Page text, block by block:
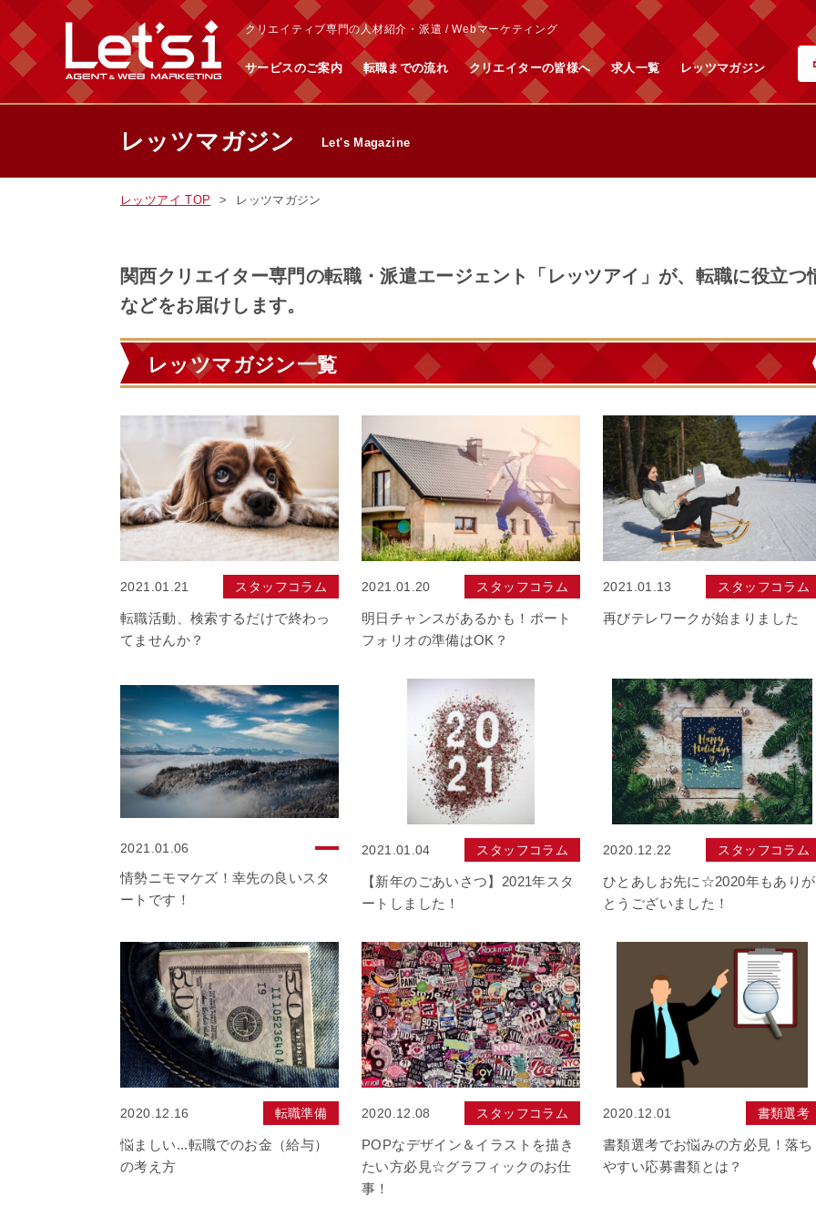
クリエイティブ専門の人材紹介・派遣 / Webマーケティング
サービスのご案内 転職までの流れ クリエイターの皆様へ 求人一覧 レッツマガジン
レッツマガジン Let's Magazine
レッツアイ TOP レッツマガジン
関⻄クリエイター専⾨の転職・派遣エージェント「レッツアイ」が、転職に役⽴
などをお届けします。
レッツマガジン⼀覧
2021.01.21 スタッフコラム
転職活動、検索するだけで終わっ
てませんか？
2021.01.20 スタッフコラム
明日チャンスがあるかも！ポート
フォリオの準備はOK？
2021.01.13 スタッフコラム
再びテレワークが始まりました
2021.01.06
情勢ニモマケズ！幸先の良いスタ
ートです！
2021.01.04 スタッフコラム
【新年のごあいさつ】2021年スタ
ートしました！
2020.12.22 スタッフコラム
ひとあしお先に☆2020年もありが
とうございました！
2020.12.16 転職準備
悩ましい...転職でのお金（給与）
の考え方
2020.12.08 スタッフコラム
POPなデザイン＆イラストを描き
たい方必見☆グラフィックのお仕
事！
2020.12.01 書類選考
書類選考でお悩みの方必見！落ち
やすい応募書類とは？